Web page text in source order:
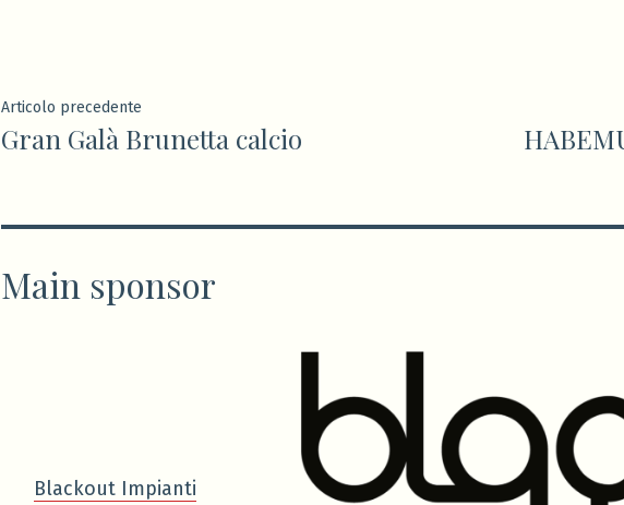
Navigazione
articoli
Articolo precedenteArticolo
precedente:
Gran Galà Brunetta calcio
Main sponsor
Blackout Impianti